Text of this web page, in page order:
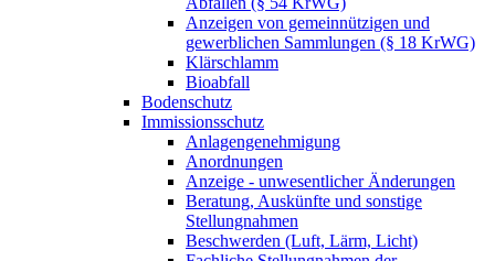
Anzeigen von gemeinnützigen und
gewerblichen Sammlungen (§ 18 KrWG)
Klärschlamm
Bioabfall
Bodenschutz
Immissionsschutz
Anlagengenehmigung
Anordnungen
Anzeige - unwesentlicher Änderungen
Beratung, Auskünfte und sonstige
Stellungnahmen
Beschwerden (Luft, Lärm, Licht)